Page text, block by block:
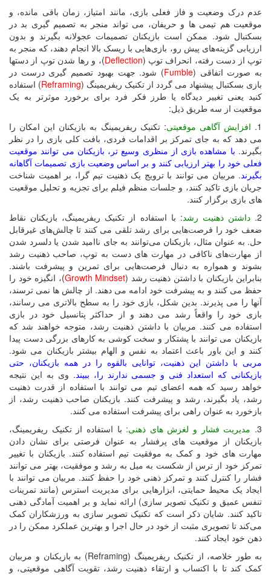
عدم درک وضعیت و فاز فعلی بازی، مانند امتیاز، زمان باقی مانده، و
موقعیت هم تیمی ها و حریفان، می تواند منجر به تصمیم گیری بد در
بسکتبال شود. ممکن است بازیکنان تصمیمات عجولانه بگیرند و بدون
ارزیابی گزینه‌های پیش رو، بازی‌هایی با ریسک بالا انجام دهند، که منجر به
توپ از دست رفته، انحراف توپ (Deflection)، و رها شدن توپ از دستها
به صورت اتفاقی (Fumble) شود. جهت بهبود تصمیم گیری درست در
بازی بسکتبال پیشنهاد می گردد از تکنیک ریفریمینگ (Reframing) استفاده
کنید یعنی تغییر دیدگاه یا طرز فکر فرد برای برخورد موثرتر به یک
موقعیت از سه طریق ذیل:
1. افزایش آگاهی موقعیتی: تکنیک ریفریمینگ به بازیکنان این امکان را
می دهد که به جای تمرکز بر اقدامات فردی، بافت کلی بازی را در نظر
بگیرند. با مشاهده بازی از منظری وسیع تر، بازیکنان می توانند موقعیت
فعلی خود را بهتر ارزیابی کنند و بر اساس وضعیت بازی تصمیمات آگاهانه
بگیرند. مربیان می توانند با ترویج یک ذهنیت تیم گرا، بر اهمیت شناخت
جریان بازی تاکید کنند، و جلسات منظم فیلم برای تجزیه و تحلیل موقعیت
های بازی برگزار کنند.
2. داشتن ذهنیت رشد: با استفاده از تکنیک ریفریمینگ، بازیکنان نقاط
ضعف خود را فرصت‌هایی برای رشد تلقی می کنند تا چالش‌های غیرقابل
حل. به عنوان مثال، بازیکنان می‌توانند به جای ناامید شدن یا دلسرد شدن
از مهارت‌های ناکافی در مهارت های دست به توپ، صاحب ذهنیت رشد
بشوند و همواره به دنبال فرصت‌هایی برای تمرین و پیشرفت باشند.
بنابراین بازیکنان با داشتن ذهنیت رشد (Growth Mindset)، انگیزه خود را
حفظ می کنند و به پیشرفت خود ادامه می دهند. از چالش ها نمی ترسند،
آنها را می پذیرند. بدین شکل، بازی خود را به سطح بالاتری می رسانند،
بازی خود را واقعاً رشد می دهند و از حداکثر پتانسیل خود در بازی
استفاده می کنند. مربیان با داشتن ذهنیت رشد، متوجه خواهند شد که
بازیکنان می توانند با پشتکار و سخت کوشی به کارهای بزرگی دست پیدا
کنند و این باور باعث اعتماد به نفس و الهام بیشتر بازیکنان می شود.
مربی با داشتن این ذهنیت، توانایی بالقوه را در همه بازیکنان، حتی
بازیکنانی که استعداد فنی و جسمی ندارند را، ببیند. وی به این نتیجه
خواهد رسید که همه اعضای تیم می توانند با استفاده از قدرت ذهنیت
رشد، یاد بگیرند، رشد و پیشرفت کنند. بازیکنان صاحب ذهنیت رشد، از
بازخورد به عنوان راهی برای پیشرفت استفاده می کنند.
3.
مدیریت فشار و لغزش های ذهنی: با استفاده از تکنیک ریفریمینگ،
بازیکنان از موقعیت های پرفشار به عنوان فرصتی برای نشان دادن
مهارت های خود و کمک به موفقیت تیم استفاده کنند. بازیکنان با تغییر
تمرکز خود از ترس از شکست به میل به رشد و موفقیت، بهتر می توانند
فشار را کنترل کنند و تمرکز ذهنی خود را حفظ کنند. مربیان می توانند با
ایجاد یک محیط حمایتی، ابزارهایی برای مدیریت استرس (مانند تمرینات
تنفس عمیق و تکنیک تصویر سازی) ارائه نماید و بر اهمیت آمادگی ذهنی
تاکید کنند. شایان ذکر است که تکنیک تصویر سازی به ورزشکاران کمک
می‌کند تا تصویری مثبت از خود در حال اجرا و بهترین عملکرد ممکن را در
ذهن خود ایجاد کنند.
به طور خلاصه، از تکنیک ریفریمینگ (Reframing) به بازیکنان و مربیان
کمک کند تا با اکتساب و ارتقاء ذهنیت رشد، تقویت آگاهی موقعیتی، و